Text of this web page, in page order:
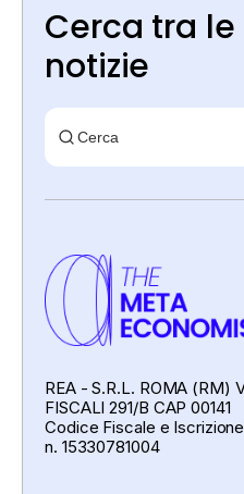
Cerca tra
notizie
REA - S.R.L. ROMA (RM)
FISCALI 291/B CAP 00141
Codice Fiscale e
n. 15330781004